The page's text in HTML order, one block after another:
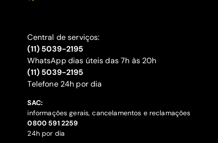
Central de serviços:
(11) 5039-2195
WhatsApp dias úteis das 7h às 20h
(11) 5039-2195
‍Telefone 24h por dia
SAC:
informações gerais, cancelamentos e reclamações
‍0800 591 2259
24h por dia